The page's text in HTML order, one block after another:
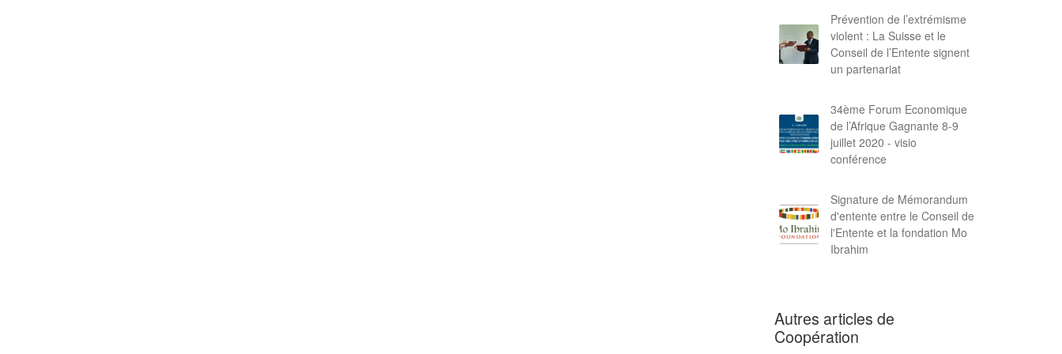
Prévention de l’extrémisme
violent : La Suisse et le
Conseil de l’Entente signent
un partenariat
34ème Forum Economique
de l’Afrique Gagnante 8-9
juillet 2020 - visio
conférence
Signature de Mémorandum
d'entente entre le Conseil de
l'Entente et la fondation Mo
Ibrahim
Autres articles de
Coopération